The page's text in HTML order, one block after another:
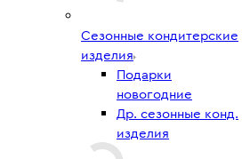
Сезонные кондитерские
изделия
Подарки
новогодние
Др. сезонные конд.
изделия